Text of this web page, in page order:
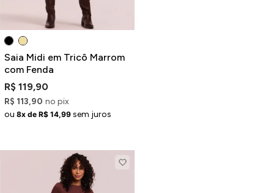
Saia Midi em Tricô Marrom
com Fenda
R$ 119,90
R$ 113,90 no pix
ou 8x de R$ 14,99 sem juros